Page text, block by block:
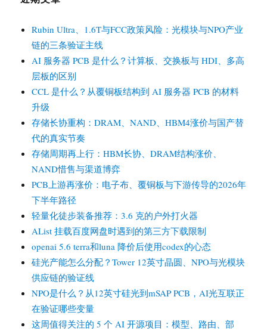
Rubin Ultra、1.6T与FCC政策风险：光模块与NPO产业
链的三条验证主线
AI 服务器 PCB 是什么？计算板、交换板与 HDI、多高
层板的区别
CCL 是什么？从覆铜板结构到 AI 服务器 PCB 的材料
升级
存储长协重构：DRAM、NAND、HBM4涨价与国产替
代的真实节奏
存储周期再上行：HBM长协、DRAM结构涨价、
NAND惜售与渠道博弈
PCB上游再涨价：电子布、覆铜板与下游传导的2026年
下半年路径
轻量化徒步装备推荐：3.6 克的户外打火器
AList 挂载百度网盘时遇到的第三方下载限制
openai 5.6 terra和luna 降价后使用codex的心态
硅光产能怎么分配？Tower 12英寸晶圆、NPO与光模块
供应链的验证线
NPO是什么？从12英寸硅光到mSAP PCB，AI光互联正
在验证哪些变量
这周值得关注的 5 个 AI 开源项目：模型、路由、部